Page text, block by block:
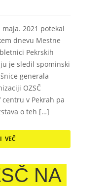
maja. 2021 potekal
dnevu Mestne
Pekrskih
je sledil spominski
generala
OZSČ
centru v Pekrah pa
o teh […]
VEČ
NA